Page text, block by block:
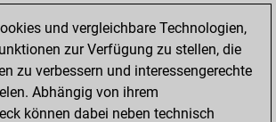
You achieved a
BeautyScore of 5
Fritz
You
achieved a new Elo
of 1582
und vergleichbare Technologien,
zur Verfügung zu stellen, die
zu verbessern und interessengerechte
Abhängig von ihrem
können dabei neben technisch